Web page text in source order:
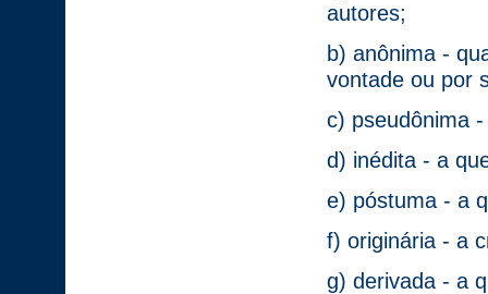
autores;
b) anônima -
vontade ou por
c) pseudônima
d) inédita - a
e) póstuma - a
f) originária - a
g) derivada - a